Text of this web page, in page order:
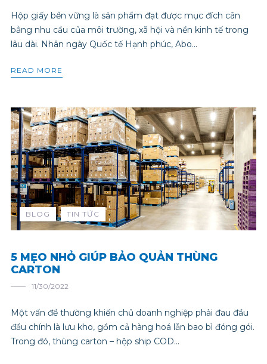
Hộp giấy bền vững là sản phẩm đạt được mục đích cân
bằng nhu cầu của môi trường, xã hội và nền kinh tế trong
lâu dài. Nhân ngày Quốc tế Hạnh phúc, Abo...
READ MORE
BLOG TIN TỨC
5 MẸO NHỎ GIÚP BẢO QUẢN THÙNG
CARTON
11/30/2022
Một vấn đề thường khiến chủ doanh nghiệp phải đau đầu
đầu chính là lưu kho, gồm cả hàng hoá lẫn bao bì đóng gói.
Trong đó, thùng carton – hộp ship COD...